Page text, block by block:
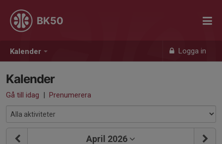
Kalender Logga in
BK50
Kalender
Gå till idag | Prenumerera
April 2026